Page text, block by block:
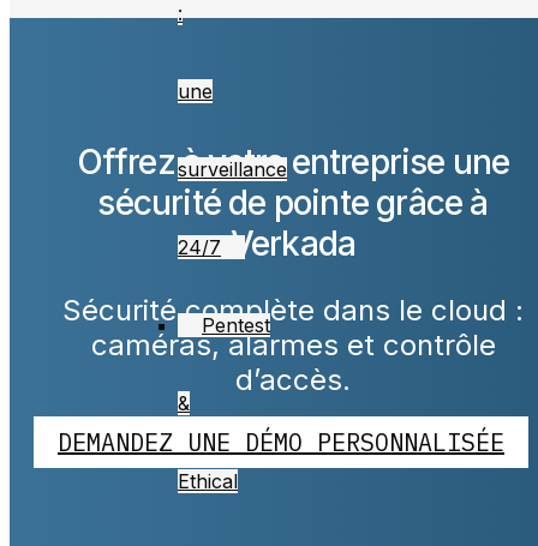
:
une
surveillance
24/7
Pentest
&
Ethical
Offrez à votre entreprise une
sécurité de pointe grâce à
Verkada
Sécurité complète dans le cloud :
caméras, alarmes et contrôle
d’accès.
DEMANDEZ UNE DÉMO PERSONNALISÉE